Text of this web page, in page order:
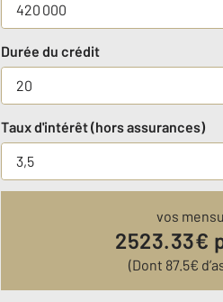
Durée du crédit
Taux d'intérêt (hors assurances)
vos
2523.33€
(Dont 87.5€